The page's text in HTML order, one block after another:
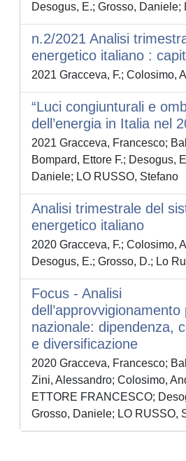
Desogus, E.; Grosso, Daniele;
n.2/2021 Analisi
energetico italiano :
2021 Gracceva, F.; Colosimo,
“Luci congiunturali e
dell’energia in Italia nel
2021 Gracceva, Francesco;
Bompard, Ettore F.; Desogus,
Daniele; LO RUSSO, Stefano
Analisi trimestrale del
energetico italiano
2020 Gracceva, F.; Colosimo,
Desogus, E.; Grosso, D.; Lo
Focus - Analisi
nazionale: dipendenza,
e diversificazione
2020 Gracceva, Francesco;
Zini, Alessandro; Colosimo,
ETTORE FRANCESCO;
Grosso, Daniele; LO RUSSO,